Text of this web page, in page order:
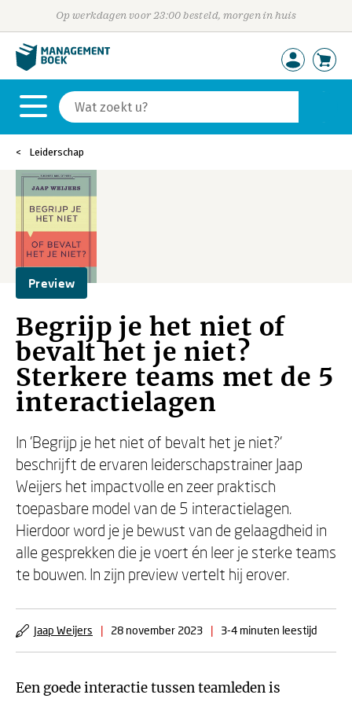
Op werkdagen voor 23:00 besteld, morgen in huis
Leiderschap
Preview
Begrijp je het niet of
bevalt het je niet?
Sterkere teams met de 5
interactielagen
In 'Begrijp je het niet of bevalt het je niet?'
beschrijft de ervaren leiderschapstrainer Jaap
Weijers het impactvolle en zeer praktisch
toepasbare model van de 5 interactielagen.
Hierdoor word je je bewust van de gelaagdheid in
alle gesprekken die je voert én leer je sterke teams
te bouwen. In zijn preview vertelt hij erover.
Jaap Weijers | 28 november 2023 | 3-4 minuten leestijd
Een goede interactie tussen teamleden is